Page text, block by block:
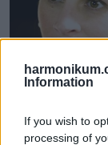
Information
If you wish to
processing of